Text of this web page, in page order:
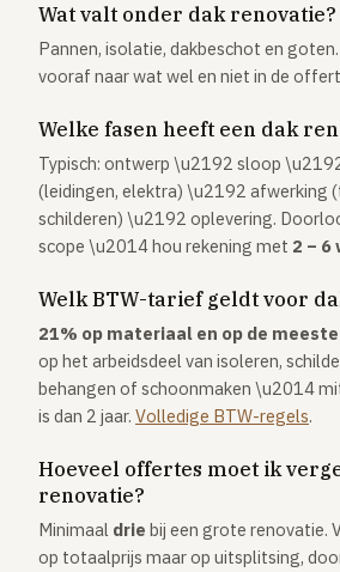
Wat valt onder dak renovatie?
Pannen, isolatie, dakbeschot en
vooraf naar wat wel en niet in de
Welke fasen heeft een dak
Typisch: ontwerp \u2192 sloop
(leidingen, elektra) \u2192 afwerking
schilderen) \u2192 oplevering.
scope \u2014 hou rekening met 2 – 6
Welk BTW-tarief geldt voor
21% op materiaal en op de
op het arbeidsdeel van isoleren,
behangen of schoonmaken \u2014
is dan 2 jaar. Volledige BTW-regels.
Hoeveel offertes moet ik
renovatie?
Minimaal drie bij een grote renovatie.
op totaalprijs maar op uitsplitsing,